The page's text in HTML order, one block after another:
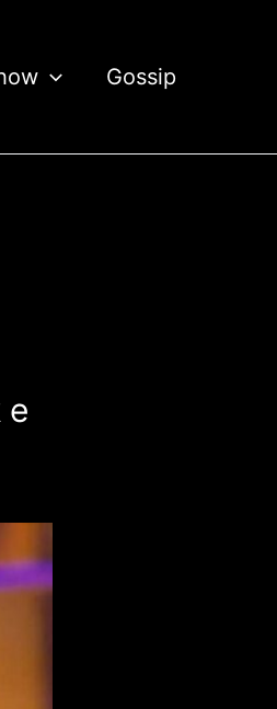
Gossip
e